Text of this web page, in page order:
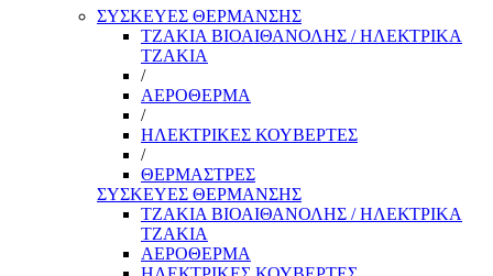
ΣΥΣΚΕΥΕΣ ΘΕΡΜΑΝΣΗΣ
ΤΖΑΚΙΑ ΒΙΟΑΙΘΑΝΟΛΗΣ / ΗΛΕΚΤΡΙΚΑ
ΤΖΑΚΙΑ
/
ΑΕΡΟΘΕΡΜΑ
/
ΗΛΕΚΤΡΙΚΕΣ ΚΟΥΒΕΡΤΕΣ
/
ΘΕΡΜΑΣΤΡΕΣ
ΣΥΣΚΕΥΕΣ ΘΕΡΜΑΝΣΗΣ
ΤΖΑΚΙΑ ΒΙΟΑΙΘΑΝΟΛΗΣ / ΗΛΕΚΤΡΙΚΑ
ΤΖΑΚΙΑ
ΑΕΡΟΘΕΡΜΑ